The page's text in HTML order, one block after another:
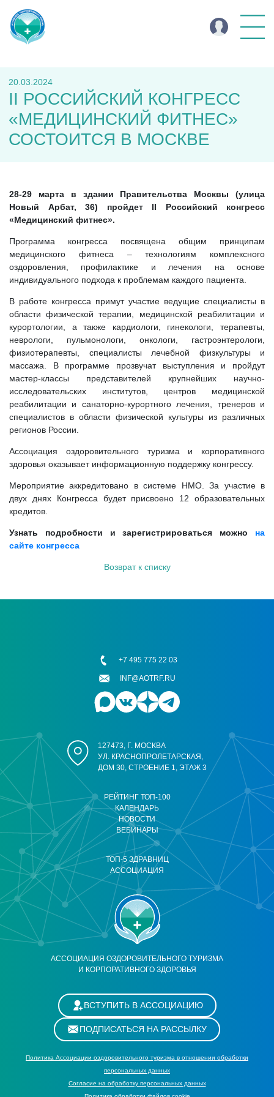
20.03.2024
II РОССИЙСКИЙ КОНГРЕСС
«МЕДИЦИНСКИЙ ФИТНЕС»
СОСТОИТСЯ В МОСКВЕ
28-29 марта в здании Правительства Москвы (улица
Новый Арбат, 36) пройдет II Российский конгресс
«Медицинский фитнес».
Программа конгресса посвящена общим принципам
медицинского фитнеса – технологиям комплексного
оздоровления, профилактике и лечения на основе
индивидуального подхода к проблемам каждого пациента.
В работе конгресса примут участие ведущие специалисты в
области физической терапии, медицинской реабилитации и
курортологии, а также кардиологи, гинекологи, терапевты,
неврологи, пульмонологи, онкологи, гастроэнтерологи,
физиотерапевты, специалисты лечебной физкультуры и
массажа. В программе прозвучат выступления и пройдут
мастер-классы представителей крупнейших научно-
исследовательских институтов, центров медицинской
реабилитации и санаторно-курортного лечения, тренеров и
специалистов в области физической культуры из различных
регионов России.
Ассоциация оздоровительного туризма и корпоративного
здоровья оказывает информационную поддержку конгрессу.
Мероприятие аккредитовано в системе НМО. За участие в
двух днях Конгресса будет присвоено 12 образовательных
кредитов.
Узнать подробности и зарегистрироваться можно на
сайте конгресса
Возврат к списку
АССОЦИАЦИЯ ОЗДОРОВИТЕЛЬНОГО ТУРИЗМА
И КОРПОРАТИВНОГО ЗДОРОВЬЯ
РЕЙТИНГ ТОП-100
КАЛЕНДАРЬ
НОВОСТИ
ВЕБИНАРЫ
ТОП-5 ЗДРАВНИЦ
АССОЦИАЦИЯ
127473, Г. МОСКВА
УЛ. КРАСНОПРОЛЕТАРСКАЯ,
ДОМ 30, СТРОЕНИЕ 1, ЭТАЖ 3
+7 495 775 22 03
INF@AOTRF.RU
ВСТУПИТЬ В АССОЦИАЦИЮ
ПОДПИСАТЬСЯ НА РАССЫЛКУ
Политика Ассоциации оздоровительного туризма в отношении обработки
персональных данных
Cогласие на обработку персональных данных